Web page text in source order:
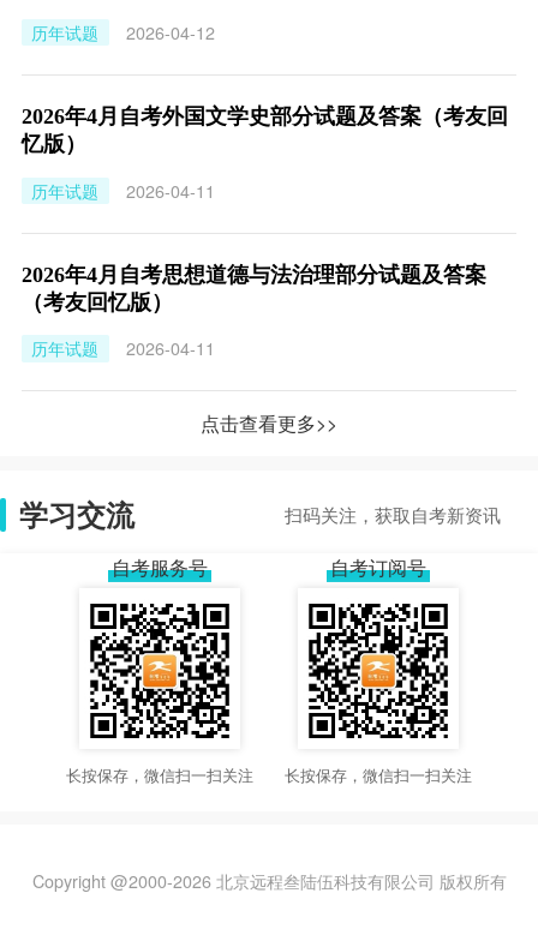
历年试题
2026-04-12
2026年4月自考外国文学史部分试题及答案（考友回
忆版）
历年试题
2026-04-11
2026年4月自考思想道德与法治理部分试题及答案
（考友回忆版）
历年试题
2026-04-11
点击查看更多>>
学习交流 扫码关注，获取自考新资讯
自考服务号
长按保存，微信扫一扫关注
自考订阅号
长按保存，微信扫一扫关注
Copyright @2000-2026北京远程叁陆伍科技有限公司 版权所有